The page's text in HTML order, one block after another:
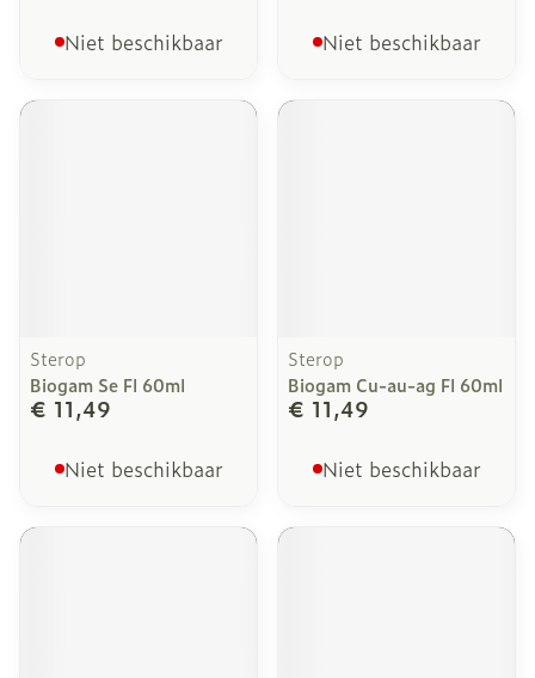
Niet beschikbaar Niet beschikbaar
Sterop
Biogam Se Fl 60ml
€ 11,49
Niet beschikbaar
Sterop
Biogam Cu-au-ag Fl 60ml
€ 11,49
Niet beschikbaar